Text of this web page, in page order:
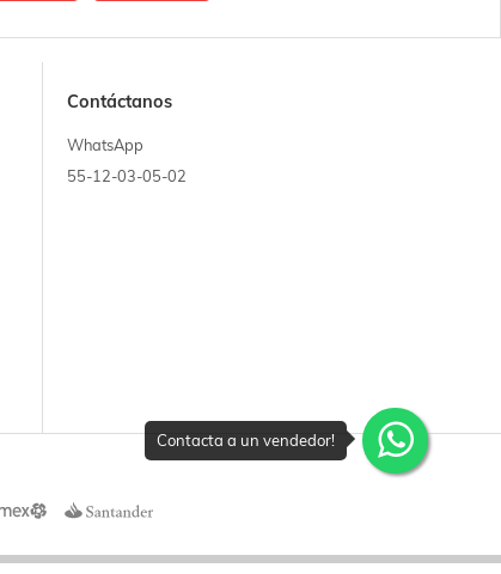
Contacta a un vendedor!
Contáctanos
WhatsApp
55-12-03-05-02